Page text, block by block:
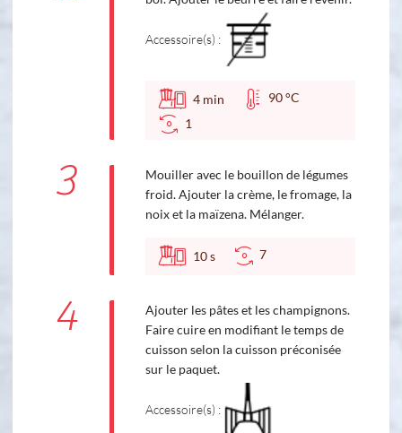
Accessoire(s) :
4 min
90 °C
1
3
Mouiller avec le bouillon de légumes
froid. Ajouter la crème, le fromage, la
noix et la maïzena. Mélanger.
10s 7
4
Ajouter les pâtes et les champignons.
Faire cuire en modifiant le temps de
cuisson selon la cuisson préconisée
sur le paquet.
Accessoire(s) :